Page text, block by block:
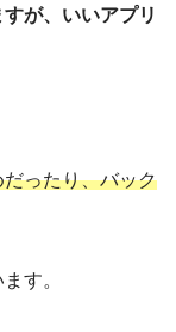
が、いいアプリ
ったり、バック
す。